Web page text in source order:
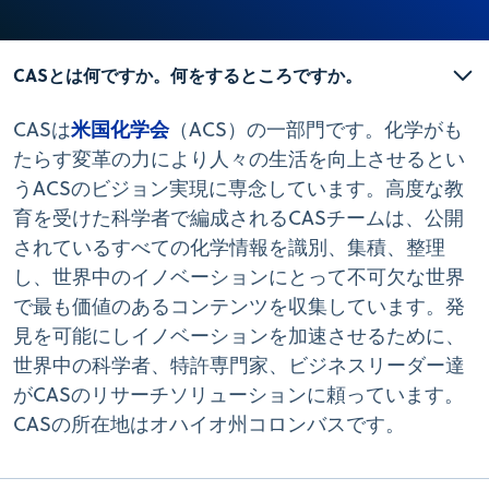
CASとは何ですか。何をするところですか。
CASは米国化学会（ACS）の一部門です。化学がも
たらす変革の力により人々の生活を向上させるとい
うACSのビジョン実現に専念しています。高度な教
育を受けた科学者で編成されるCASチームは、公開
されているすべての化学情報を識別、集積、整理
し、世界中のイノベーションにとって不可欠な世界
で最も価値のあるコンテンツを収集しています。発
見を可能にしイノベーションを加速させるために、
世界中の科学者、特許専門家、ビジネスリーダー達
がCASのリサーチソリューションに頼っています。
CASの所在地はオハイオ州コロンバスです。